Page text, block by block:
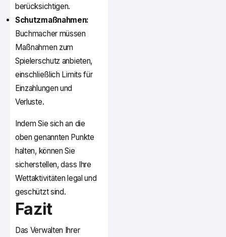
berücksichtigen.
Schutzmaßnahmen:
Buchmacher müssen
Maßnahmen zum
Spielerschutz anbieten,
einschließlich Limits für
Einzahlungen und
Verluste.
Indem Sie sich an die
oben genannten Punkte
halten, können Sie
sicherstellen, dass Ihre
Wettaktivitäten legal und
geschützt sind.
Fazit
Das Verwalten Ihrer